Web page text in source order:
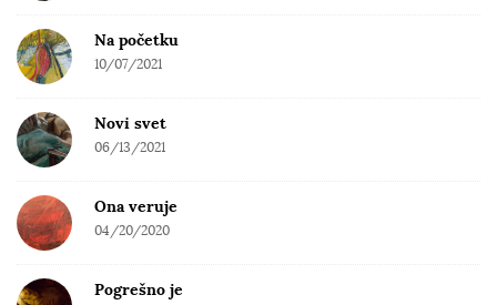
Na početku
10/07/2021
Novi svet
06/13/2021
Ona veruje
04/20/2020
Pogrešno je